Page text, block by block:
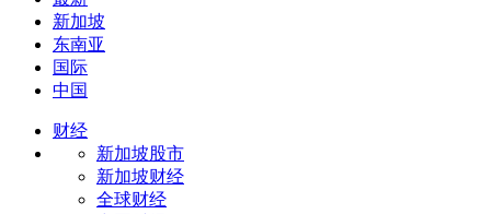
新加坡
东南亚
国际
中国
财经
新加坡股市
新加坡财经
全球财经